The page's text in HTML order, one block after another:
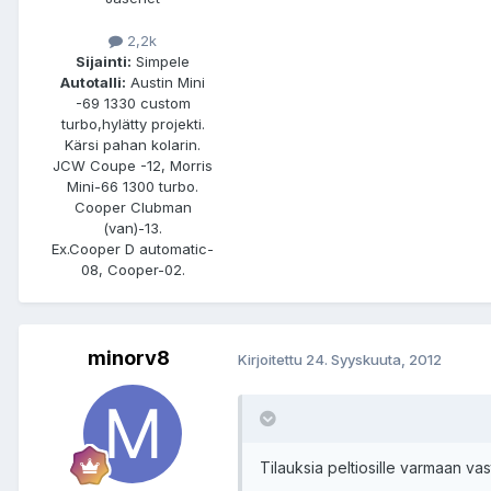
2,2k
Sijainti: Simpele
Autotalli: Austin Mini
-69 1330 custom
turbo,hylätty projekti.
Kärsi pahan kolarin.
JCW Coupe -12, Morris
Mini-66 1300 turbo.
Cooper Clubman
(van)-13.
Ex.Cooper D automatic-
08, Cooper-02.
minorv8 Kirjoitettu 24. Syyskuuta, 2012
Tilauksia peltiosille varmaan